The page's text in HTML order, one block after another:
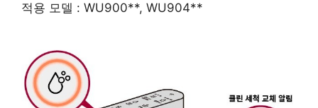
적용 모델 : WU900**, WU904**